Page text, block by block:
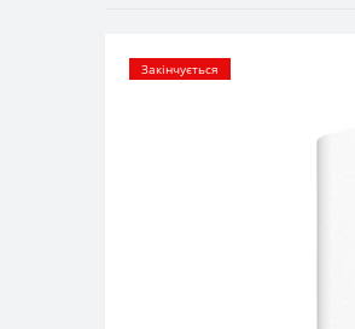
Закінчується